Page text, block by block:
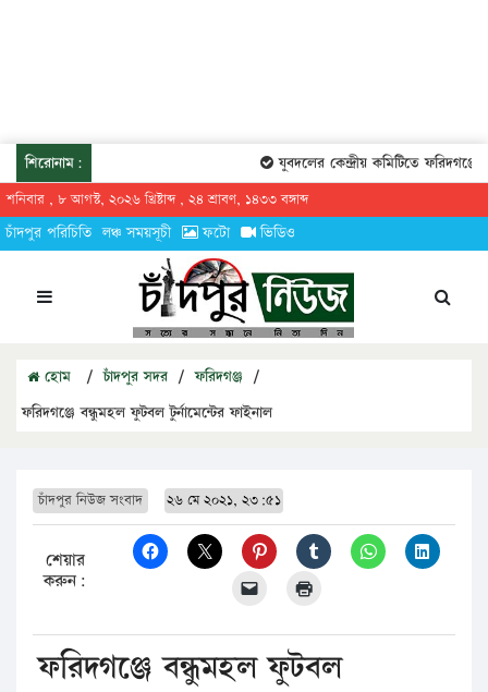
শিরোনাম: যুবদলের কেন্দ্রীয় কমিটিতে ফরিদগঞ্জের
শনিবার , ৮ আগস্ট, ২০২৬ খ্রিষ্টাব্দ , ২৪ শ্রাবণ, ১৪৩৩ বঙ্গাব্দ
চাঁদপুর পরিচিতি লঞ্চ সময়সূচী ফটো ভিডিও
হোম / চাঁদপুর সদর / ফরিদগঞ্জ /
ফরিদগঞ্জে বন্ধুমহল ফুটবল টুর্নামেন্টের ফাইনাল
চাঁদপুর নিউজ সংবাদ ২৬ মে ২০২১, ২৩:৫১
শেয়ার
করুন:
ফরিদগঞ্জে বন্ধুমহল ফুটবল